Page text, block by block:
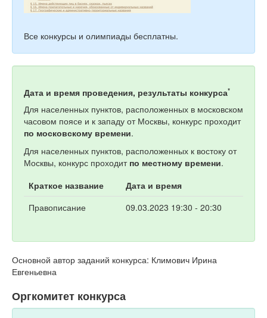
Все конкурсы и олимпиады бесплатны.
Дата и время проведения, результаты конкурса*
Для населенных пунктов, расположенных в московском
часовом поясе и к западу от Москвы, конкурс проходит
по московскому времени.
Для населенных пунктов, расположенных к востоку от
Москвы, конкурс проходит по местному времени.
Краткое название
Дата и время
Правописание
09.03.2023 19:30 - 20:30
Основной автор заданий конкурса: Климович Ирина
Евгеньевна
Оргкомитет конкурса